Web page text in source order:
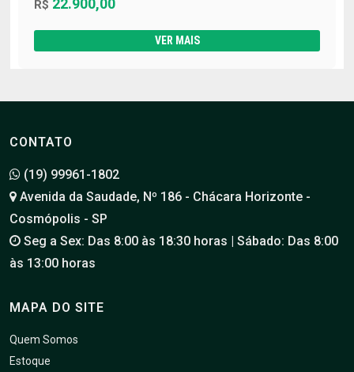
R$ 22.900,00
VER MAIS
CONTATO
(19) 99961-1802
Avenida da Saudade, Nº 186 - Chácara Horizonte -
Cosmópolis - SP
Seg a Sex: Das 8:00 às 18:30 horas | Sábado: Das 8:00
às 13:00 horas
MAPA DO SITE
Quem Somos
Estoque